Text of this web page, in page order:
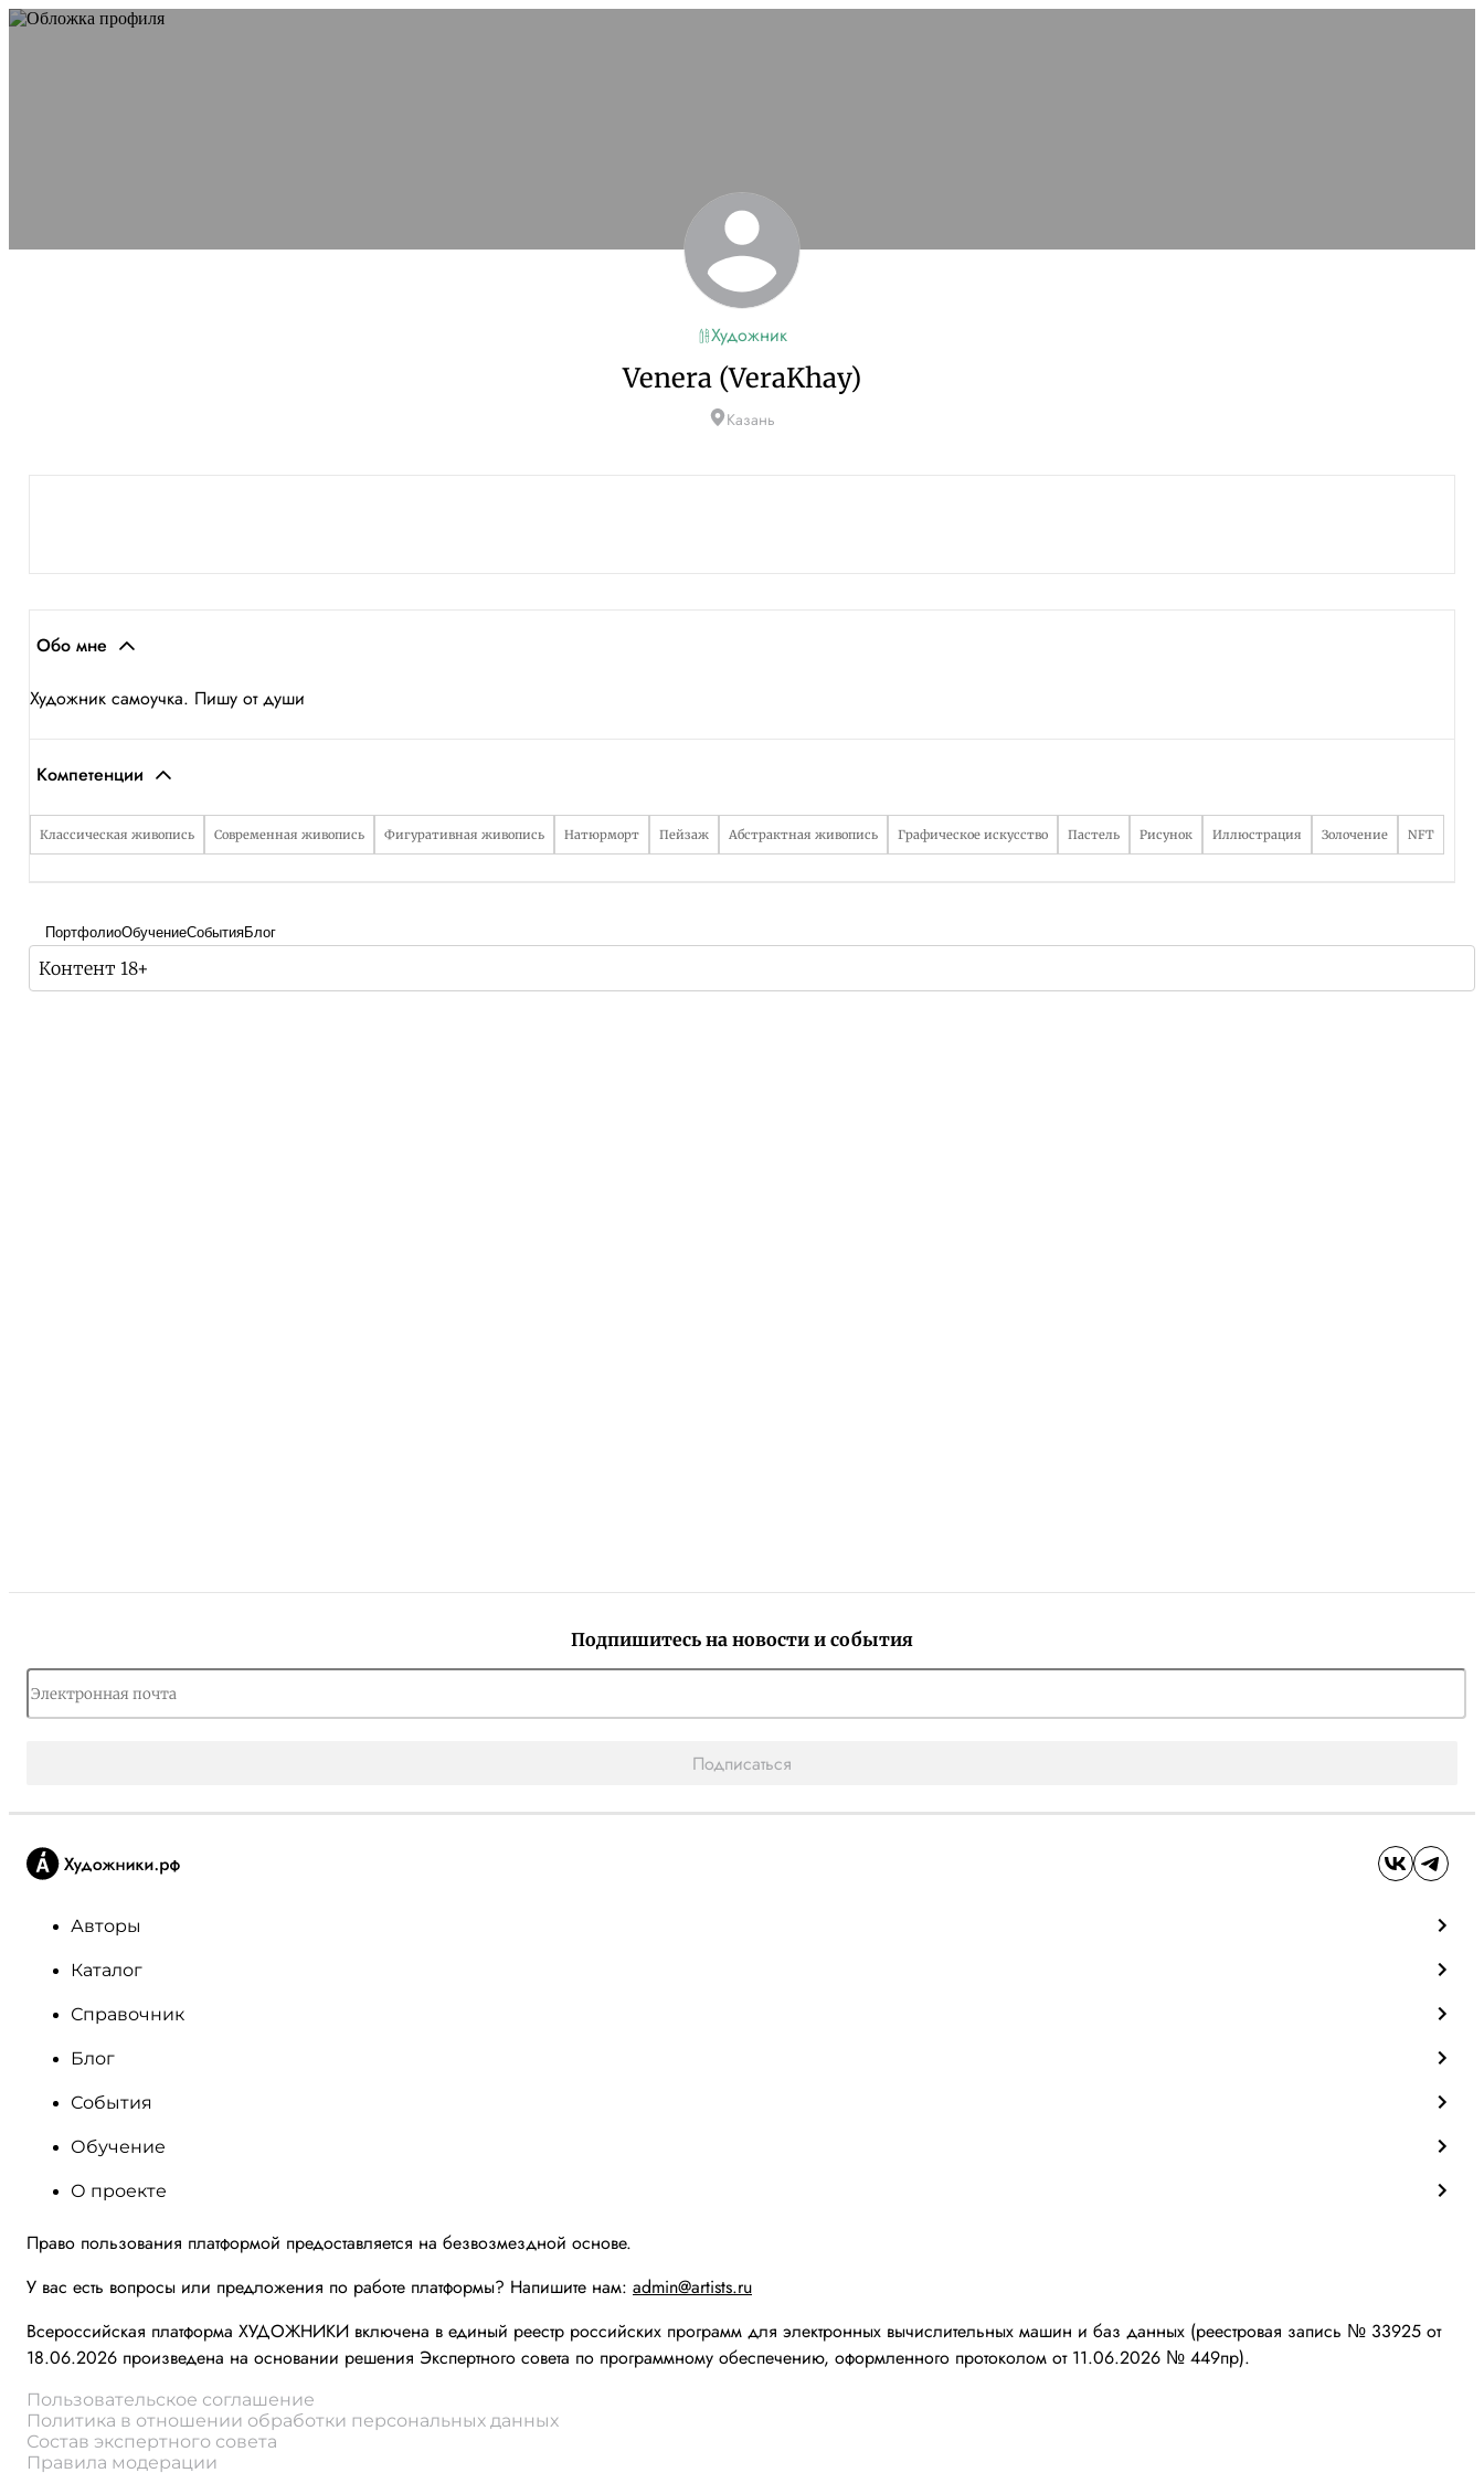
Художник
Venera (VeraKhay)
Казань
Обо мне
Художник самоучка. Пишу от души
Компетенции
Классическая живопись Современная живопись Фигуративная живопись Натюрморт Пейзаж Абстрактная живопись Графическое искусство Пастель Рисунок Иллюстрация Золочение NFT
ПортфолиоОбучениеСобытияБлог
Контент 18+
Подпишитесь на новости и события
Подписаться
Авторы
Каталог
Справочник
Блог
События
Обучение
О проекте
Право пользования платформой предоставляется на безвозмездной основе.
У вас есть вопросы или предложения по работе платформы? Напишите нам: admin@artists.ru
Всероссийская платформа ХУДОЖНИКИ включена в единый реестр российских программ для электронных вычислительных машин и баз данных (реестровая запись № 33925 от
18.06.2026 произведена на основании решения Экспертного совета по программному обеспечению, оформленного протоколом от 11.06.2026 № 449пр).
Пользовательское соглашение
Политика в отношении обработки персональных данных
Состав экспертного совета
Правила модерации